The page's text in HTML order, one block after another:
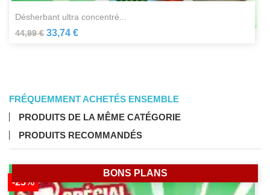
désherbant ultra concentré...
44,99 € 33,74 €
FRÉQUEMMENT ACHETÉS ENSEMBLE
PRODUITS DE LA MÊME CATÉGORIE
PRODUITS RECOMMANDÉS
-25%
BONS PLANS